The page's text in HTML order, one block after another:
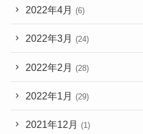
2022年4月 (6)
2022年3月 (24)
2022年2月 (28)
2022年1月 (29)
2021年12月 (1)